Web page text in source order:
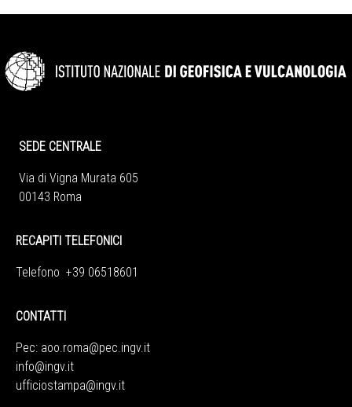
SEDE CENTRALE
Via di Vigna Murata 605
00143 Roma
RECAPITI TELEFONICI
Telefono +39 06518601
CONTATTI
Pec: aoo.roma@pec.ingv.it
info@ingv.it
ufficiostampa@ingv.it